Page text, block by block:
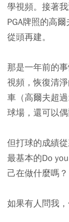
學視頻。接著
PGA牌照的高
從頭再建。
那是一年前的
視頻，恢復清
車（高爾夫超
球場，還可以
但打球的成績
最基本的Do
己在做什麼嗎？
如果有人問我